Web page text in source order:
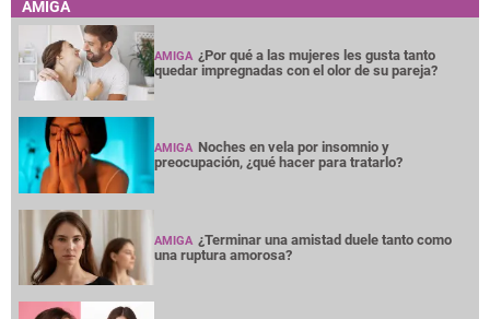
AMIGA
AMIGA ¿Por qué a las mujeres les gusta tanto
quedar impregnadas con el olor de su pareja?
AMIGA Noches en vela por insomnio y
preocupación, ¿qué hacer para tratarlo?
AMIGA ¿Terminar una amistad duele tanto como
una ruptura amorosa?